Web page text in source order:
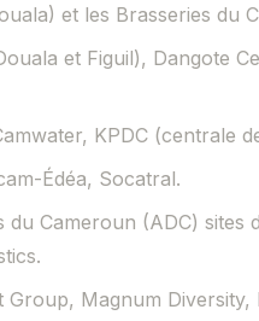
et les Brasseries du
et Figuil), Dangote
KPDC (centrale
Édéa, Socatral.
du Cameroun (ADC) sites
Group, Magnum Diversity,